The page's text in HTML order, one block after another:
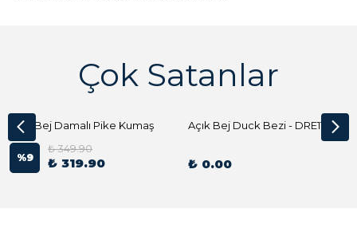
Çok Satanlar
Açık Bej Damalı Pike Kumaş
%9
₺ 349.90
₺ 319.90
Açık Bej Duck Bezi - DRE1144 Kumaş Peçete
₺ 0.00